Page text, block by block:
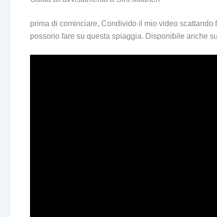
prima di cominciare, Condivido il mio video
possono fare su questa spiaggia. Disponibile anche